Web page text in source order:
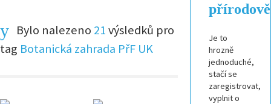
Bylo nalezeno 21výsledků pro
tag Botanická zahrada PřF UK
Je to
hrozně
jednoduché,
stačí se
zaregistrovat,
vyplnit o